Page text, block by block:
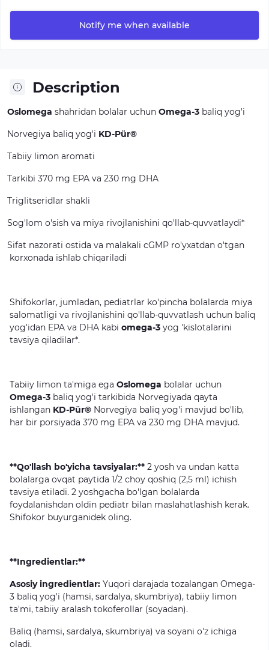
Notify me when available
Description
Oslomega shahridan bolalar uchun Omega-3 baliq yog'i
Norvegiya baliq yog'i KD-Pür®
Tabiiy limon aromati
Tarkibi 370 mg EPA va 230 mg DHA
Triglitseridlar shakli
Sog'lom o'sish va miya rivojlanishini qo'llab-quvvatlaydi*
Sifat nazorati ostida va malakali cGMP ro'yxatdan o'tgan
korxonada ishlab chiqariladi
Shifokorlar, jumladan, pediatrlar ko'pincha bolalarda miya
salomatligi va rivojlanishini qo'llab-quvvatlash uchun baliq
yog'idan EPA va DHA kabi omega-3 yog 'kislotalarini
tavsiya qiladilar*.
Tabiiy limon ta'miga ega Oslomega bolalar uchun
Omega-3 baliq yog'i tarkibida Norvegiyada qayta
ishlangan KD-Pür® Norvegiya baliq yog'i mavjud bo'lib,
har bir porsiyada 370 mg EPA va 230 mg DHA mavjud.
**Qo'llash bo'yicha tavsiyalar:** 2 yosh va undan katta
bolalarga ovqat paytida 1/2 choy qoshiq (2,5 ml) ichish
tavsiya etiladi. 2 yoshgacha bo'lgan bolalarda
foydalanishdan oldin pediatr bilan maslahatlashish kerak.
Shifokor buyurganidek oling.
**Ingredientlar:**
Asosiy ingredientlar: Yuqori darajada tozalangan Omega-
3 baliq yog'i (hamsi, sardalya, skumbriya), tabiiy limon
ta'mi, tabiiy aralash tokoferollar (soyadan).
Baliq (hamsi, sardalya, skumbriya) va soyani o'z ichiga
oladi.